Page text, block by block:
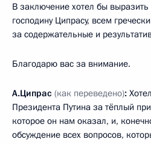
В заключение хотел бы выразить
господину Ципрасу, всем
за содержательные и
Благодарю вас за внимание.
А.Ципрас (как переведено):
Президента Путина за тёплый
которое он нам оказал, и,
обсуждение всех вопросов,